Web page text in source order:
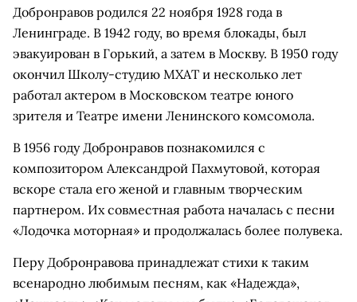
Добронравов родился 22 ноября 1928 года в
Ленинграде. В 1942 году, во время блокады, был
эвакуирован в Горький, а затем в Москву. В 1950 году
окончил Школу-студию МХАТ и несколько лет
работал актером в Московском театре юного
зрителя и Театре имени Ленинского комсомола.
В 1956 году Добронравов познакомился с
композитором Александрой Пахмутовой, которая
вскоре стала его женой и главным творческим
партнером. Их совместная работа началась с песни
«Лодочка моторная» и продолжалась более полувека.
Перу Добронравова принадлежат стихи к таким
всенародно любимым песням, как «Надежда»,